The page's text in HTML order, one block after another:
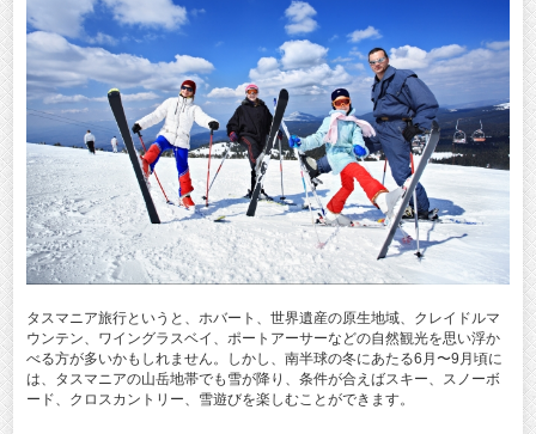
タスマニア旅行というと、ホバート、世界遺産の原生地域、クレイドルマ
ウンテン、ワイングラスベイ、ポートアーサーなどの自然観光を思い浮か
べる方が多いかもしれません。しかし、南半球の冬にあたる6月〜9月頃に
は、タスマニアの山岳地帯でも雪が降り、条件が合えばスキー、スノーボ
ード、クロスカントリー、雪遊びを楽しむことができます。